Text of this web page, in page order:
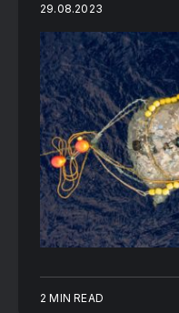
29.08.2023
2 MIN READ